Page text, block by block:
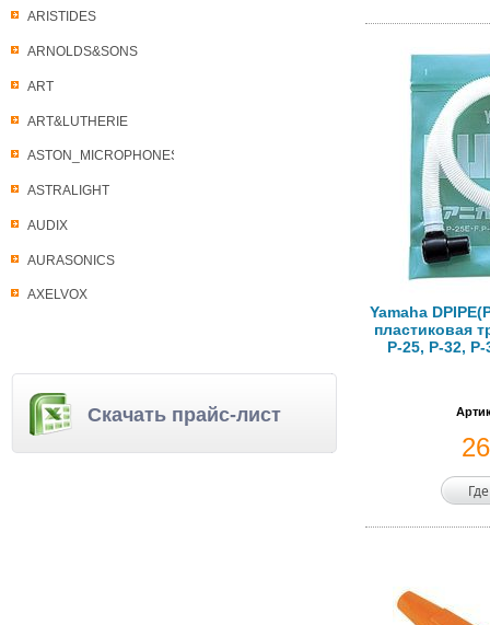
ARISTIDES
ARNOLDS&SONS
ART
ART&LUTHERIE
ASTON_MICROPHONES
ASTRALIGHT
AUDIX
AURASONICS
AXELVOX
Скачать прайс-лист
Yamaha
пластиковая
P-25, P-32,